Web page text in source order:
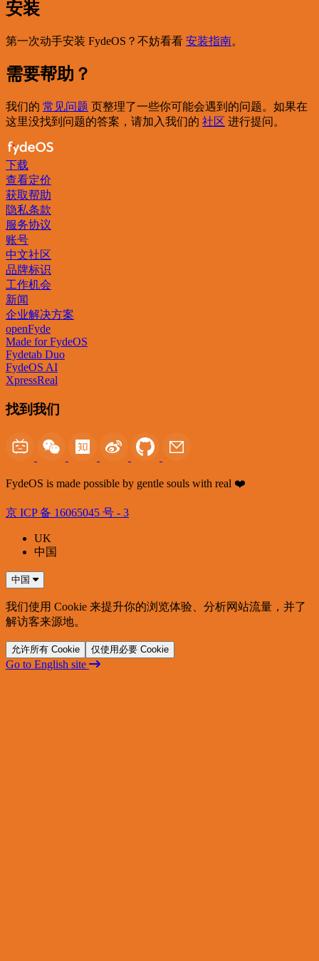
安装
第一次动手安装 FydeOS？不妨看看 安装指南。
需要帮助？
我们的 常见问题 页整理了一些你可能会遇到的问题。如果在
这里没找到问题的答案，请加入我们的 社区 进行提问。
下载
查看定价
获取帮助
隐私条款
服务协议
账号
中文社区
品牌标识
工作机会
新闻
企业解决方案
openFyde
Made for FydeOS
Fydetab Duo
FydeOS AI
XpressReal
找到我们
FydeOS is made possible by gentle souls with real ❤️
京 ICP 备 16065045 号 - 3
UK
中国
中国
我们使用 Cookie 来提升你的浏览体验、分析网站流量，并了
解访客来源地。
允许所有 Cookie 仅使用必要 Cookie
Go to English site